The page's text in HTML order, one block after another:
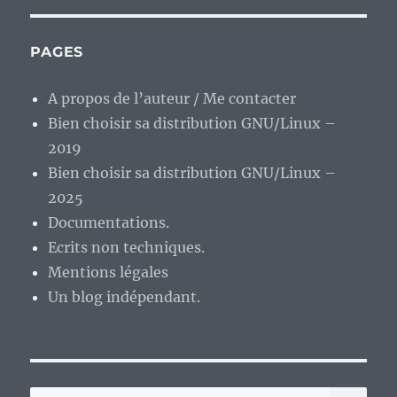
PAGES
A propos de l’auteur / Me contacter
Bien choisir sa distribution GNU/Linux –
2019
Bien choisir sa distribution GNU/Linux –
2025
Documentations.
Ecrits non techniques.
Mentions légales
Un blog indépendant.